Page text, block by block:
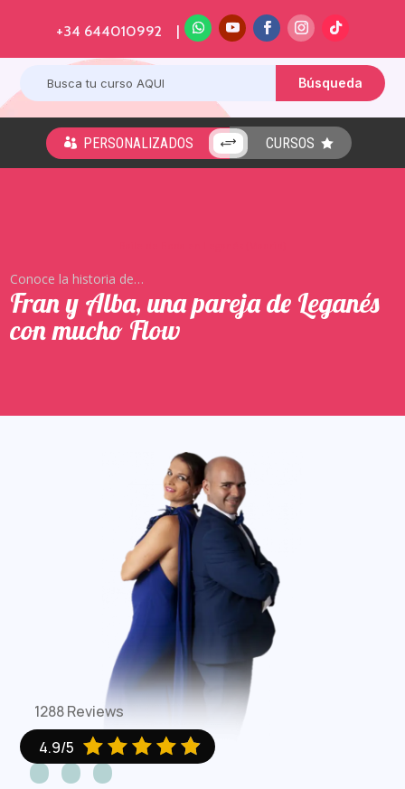
+34 644010992 |
 PERSONALIZADOS + CURSOS 
Conoce la historia de…
Fran y Alba, una pareja de Leganés
con mucho Flow
4.9/5     
1288 Reviews